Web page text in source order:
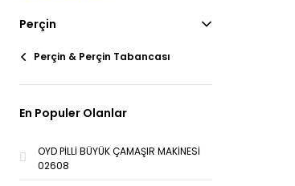
Perçin
Perçin & Perçin Tabancası
En Populer Olanlar
OYD PİLLİ BÜYÜK ÇAMAŞIR MAKİNESİ
02608